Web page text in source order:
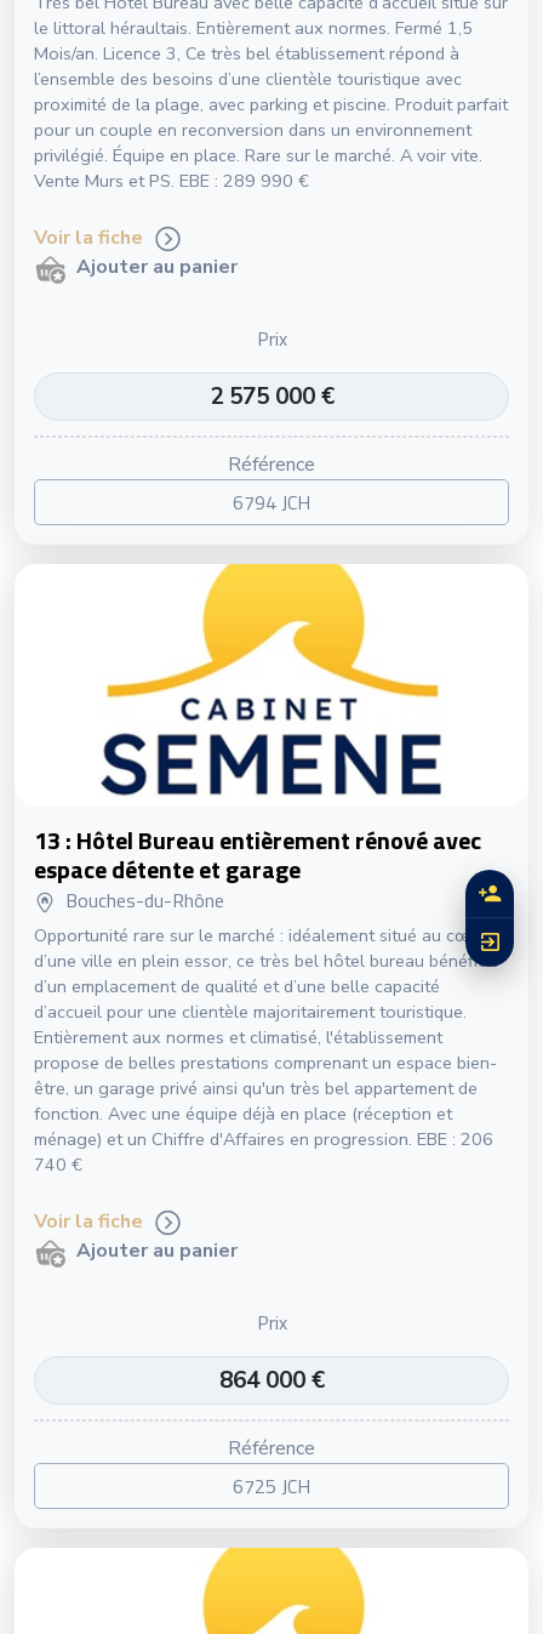
le littoral héraultais. Entièrement aux normes. Fermé 1,5
Mois/an. Licence 3, Ce très bel établissement répond à
l’ensemble des besoins d’une clientèle touristique avec
proximité de la plage, avec parking et piscine. Produit parfait
pour un couple en reconversion dans un environnement
privilégié. Équipe en place. Rare sur le marché. A voir vite.
Vente Murs et PS. EBE : 289 990 €
Voir la fiche
Ajouter au panier
Prix
2 575 000 €
Référence
6794 JCH
13 : Hôtel Bureau entièrement rénové avec
espace détente et garage
Bouches-du-Rhône
Opportunité rare sur le marché : idéalement situé au cœur
d’une ville en plein essor, ce très bel hôtel bureau bénéficie
d’un emplacement de qualité et d’une belle capacité
d’accueil pour une clientèle majoritairement touristique.
Entièrement aux normes et climatisé, l'établissement
propose de belles prestations comprenant un espace bien-
être, un garage privé ainsi qu'un très bel appartement de
fonction. Avec une équipe déjà en place (réception et
ménage) et un Chiffre d'Affaires en progression. EBE : 206
740 €
Voir la fiche
Ajouter au panier
Prix
864 000 €
Référence
6725 JCH